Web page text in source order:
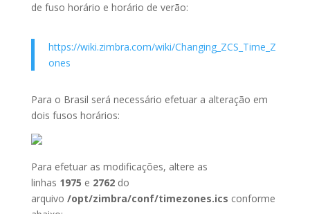
de fuso horário e horário de verão:
https://wiki.zimbra.com/wiki/Changing_ZCS_Time_Z
ones
Para o Brasil será necessário efetuar a alteração em
dois fusos horários:
Para efetuar as modificações, altere as
linhas 1975 e 2762do
arquivo /opt/zimbra/conf/timezones.ics conforme